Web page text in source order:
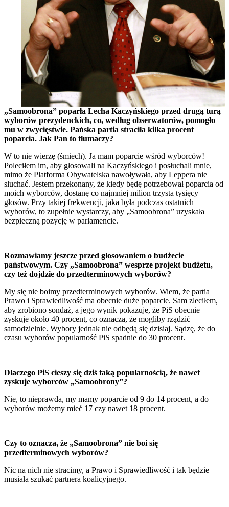
„Samoobrona” poparła Lecha Kaczyńskiego przed drugą turą
wyborów prezydenckich, co, według obserwatorów, pomogło
mu w zwycięstwie. Pańska partia straciła kilka procent
poparcia. Jak Pan to tłumaczy?
W to nie wierzę (śmiech). Ja mam poparcie wśród wyborców!
Poleciłem im, aby głosowali na Kaczyńskiego i posłuchali mnie,
mimo że Platforma Obywatelska nawoływała, aby Leppera nie
słuchać. Jestem przekonany, że kiedy będę potrzebował poparcia od
moich wyborców, dostanę co najmniej milion trzysta tysięcy
głosów. Przy takiej frekwencji, jaka była podczas ostatnich
wyborów, to zupełnie wystarczy, aby „Samoobrona” uzyskała
bezpieczną pozycję w parlamencie.
Rozmawiamy jeszcze przed głosowaniem o budżecie
państwowym. Czy „Samoobrona” wesprze projekt budżetu,
czy też dojdzie do przedterminowych wyborów?
My się nie boimy przedterminowych wyborów. Wiem, że partia
Prawo i Sprawiedliwość ma obecnie duże poparcie. Sam zleciłem,
aby zrobiono sondaż, a jego wynik pokazuje, że PiS obecnie
zyskuje około 40 procent, co oznacza, że mogliby rządzić
samodzielnie. Wybory jednak nie odbędą się dzisiaj. Sądzę, że do
czasu wyborów popularność PiS spadnie do 30 procent.
Dlaczego PiS cieszy się dziś taką popularnością, że nawet
zyskuje wyborców „Samoobrony”?
Nie, to nieprawda, my mamy poparcie od 9 do 14 procent, a do
wyborów możemy mieć 17 czy nawet 18 procent.
Czy to oznacza, że „Samoobrona” nie boi się
przedterminowych wyborów?
Nic na nich nie stracimy, a Prawo i Sprawiedliwość i tak będzie
musiała szukać partnera koalicyjnego.